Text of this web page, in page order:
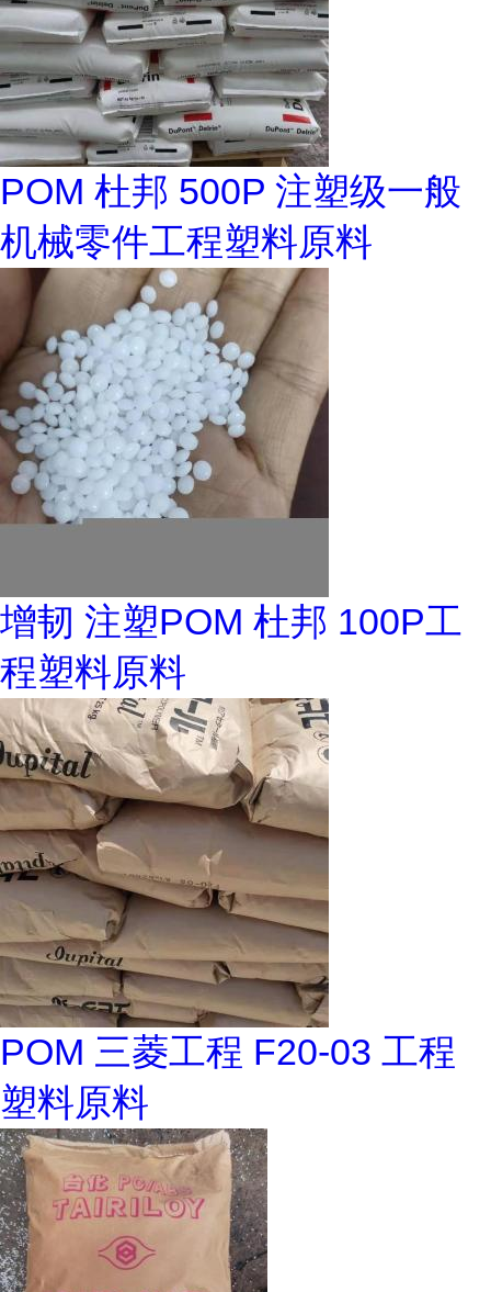
POM 杜邦 500P 注塑级一般
机械零件工程塑料原料
增韧 注塑POM 杜邦 100P工
程塑料原料
POM 三菱工程 F20-03 工程
塑料原料